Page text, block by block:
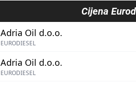
Cijena
Adria Oil d.o.o.
EURODIESEL
Adria Oil d.o.o.
EURODIESEL